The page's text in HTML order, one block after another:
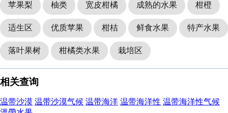
苹果梨 柚类 宽皮柑橘 成熟的水果 柑橙
适生区 优质苹果 柑桔 鲜食水果 特产水果
落叶果树 柑橘类水果 栽培区
相关查询
温带沙漠 温带沙漠气候 温带海洋 温带海洋性 温带海洋性气候